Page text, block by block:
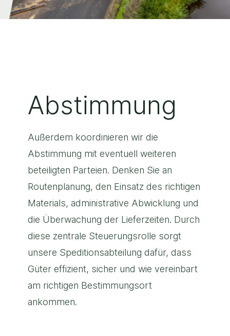
Abstimmung
Außerdem koordinieren wir die
Abstimmung mit eventuell weiteren
beteiligten Parteien. Denken Sie an
Routenplanung, den Einsatz des richtigen
Materials, administrative Abwicklung und
die Überwachung der Lieferzeiten. Durch
diese zentrale Steuerungsrolle sorgt
unsere Speditionsabteilung dafür, dass
Güter effizient, sicher und wie vereinbart
am richtigen Bestimmungsort
ankommen.